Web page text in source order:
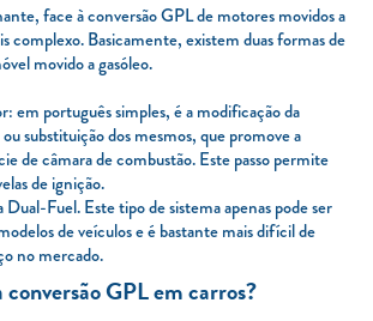
face à conversão GPL de motores movidos a
complexo. Basicamente, existem duas formas de
movido a gasóleo.
em português simples, é a modificação da
substituição dos mesmos, que promove a
de câmara de combustão. Este passo permite
de ignição.
Dual-Fuel. Este tipo de sistema apenas pode ser
de veículos e é bastante mais difícil de
no mercado.
GPL em carros?